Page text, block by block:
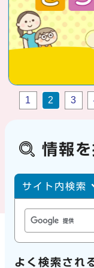
1 2 3
情報
サイト内・ペー
サイト内検索
よく検索され